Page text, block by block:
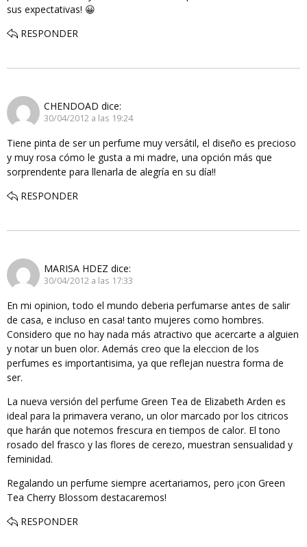
sus expectativas! 😀
RESPONDER
CHENDOAD dice:
30/04/2012 a las 19:24
Tiene pinta de ser un perfume muy versátil, el diseño es precioso
y muy rosa cómo le gusta a mi madre, una opción más que
sorprendente para llenarla de alegría en su día!!
RESPONDER
MARISA HDEZ dice:
30/04/2012 a las 17:33
En mi opinion, todo el mundo deberia perfumarse antes de salir
de casa, e incluso en casa! tanto mujeres como hombres.
Considero que no hay nada más atractivo que acercarte a alguien
y notar un buen olor. Además creo que la eleccion de los
perfumes es importantisima, ya que reflejan nuestra forma de
ser.
La nueva versión del perfume Green Tea de Elizabeth Arden es
ideal para la primavera verano, un olor marcado por los citricos
que harán que notemos frescura en tiempos de calor. El tono
rosado del frasco y las flores de cerezo, muestran sensualidad y
feminidad.
Regalando un perfume siempre acertariamos, pero ¡con Green
Tea Cherry Blossom destacaremos!
RESPONDER